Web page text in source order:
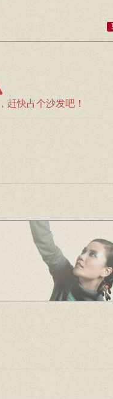
赶快占个沙发吧！